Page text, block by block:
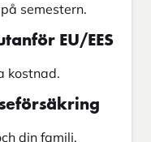
semestern.
EU/EES
kostnad.
din familj.